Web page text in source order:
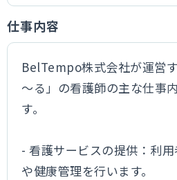
仕事内容
BelTempo株式会社が運営
～る」の看護師の主な仕事
す。
- 看護サービスの提供：利
や健康管理を行います。